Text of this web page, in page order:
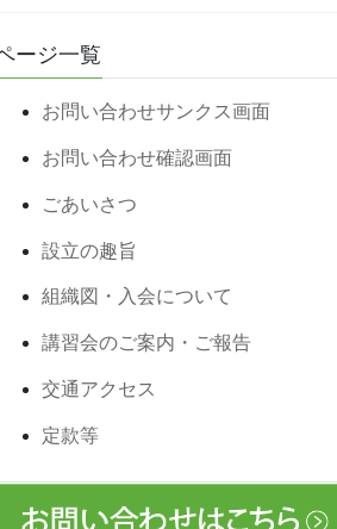
ージ一覧
お問い合わせサンクス画面
お問い合わせ確認画面
ごあいさつ
設立の趣旨
組織図・入会について
講習会のご案内・ご報告
交通アクセス
定款等